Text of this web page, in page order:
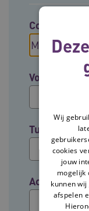
Contact
Voornaam
Achternaam
Wij
cookies
jouw
mogelijk
kunnen wij
afspelen